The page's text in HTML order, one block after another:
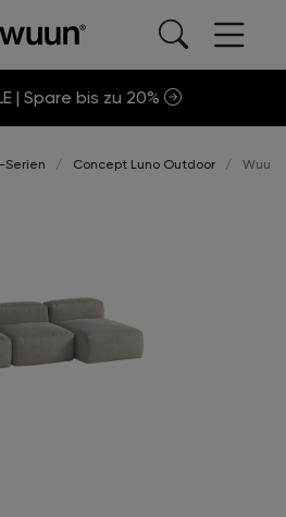
| Spare bis zu 20%
Serien Concept Luno Outdoor